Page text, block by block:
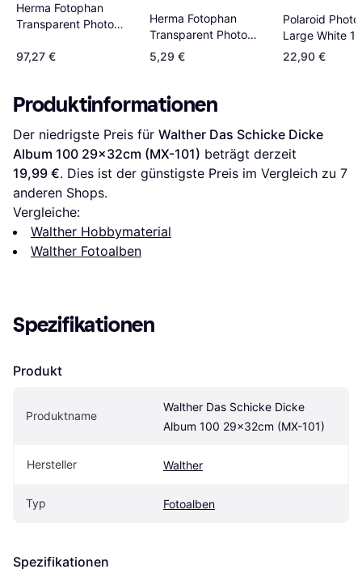
Herma Fotophan
Transparent Photo
250pcs
97,27 €
Herma Fotophan
Transparent Photo
Pockets 10x15cm
10pcs
5,29 €
Polaroid
Large White
24.3cm
22,90 €
Produktinformationen
Der niedrigste Preis für Walther Das Schicke Dicke
Album 100 29x32cm (MX-101)
19,99 €. Dies ist der günstigste Preis im Vergleich zu 7
anderen Shops.
Vergleiche:
Walther Hobbymaterial
Walther Fotoalben
Spezifikationen
Produkt
Produktname
Walther Das Schicke Dicke
Album 100 29x32cm (MX-101)
Hersteller Walther
Typ Fotoalben
Spezifikationen